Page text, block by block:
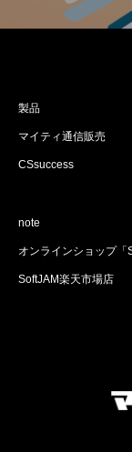
製品
マイティ通信販売
CSsuccess
note
オンラインショップ「
SoftJAM楽天市場店